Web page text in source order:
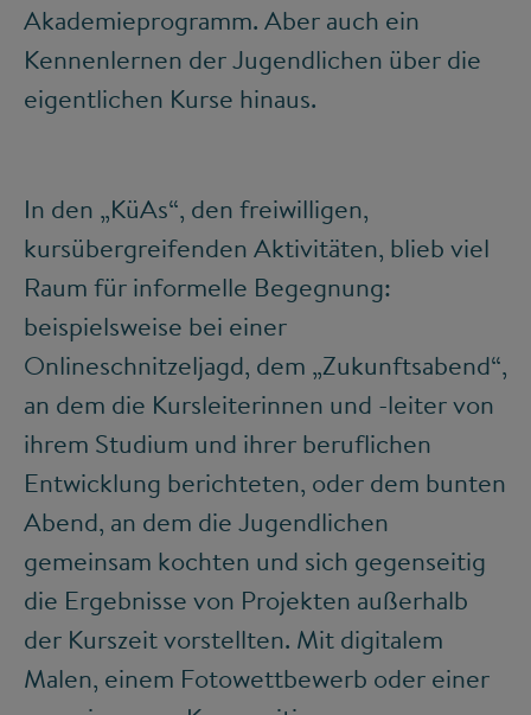
Akademieprogramm. Aber auch ein
Kennenlernen der Jugendlichen über die
eigentlichen Kurse hinaus.
In den „KüAs“, den freiwilligen,
kursübergreifenden Aktivitäten, blieb viel
Raum für informelle Begegnung:
beispielsweise bei einer
Onlineschnitzeljagd, dem „Zukunftsabend“,
an dem die Kursleiterinnen und -leiter von
ihrem Studium und ihrer beruflichen
Entwicklung berichteten, oder dem bunten
Abend, an dem die Jugendlichen
gemeinsam kochten und sich gegenseitig
die Ergebnisse von Projekten außerhalb
der Kurszeit vorstellten. Mit digitalem
Malen, einem Fotowettbewerb oder einer